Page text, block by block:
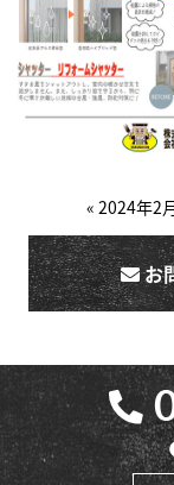
« 2024年2
お